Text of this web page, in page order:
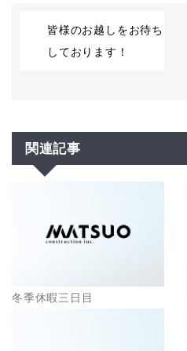
皆様のお越しをお待ち
しております！
関連記事
冬季休暇三日目